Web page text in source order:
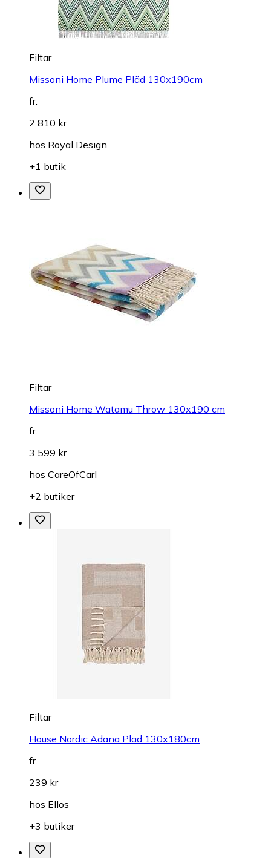
Filtar
Missoni Home Plume Pläd 130x190cm
fr.
2 810 kr
hos Royal Design
+1 butik
Filtar
Missoni Home Watamu Throw 130x190 cm
fr.
3 599 kr
hos CareOfCarl
+2 butiker
Filtar
House Nordic Adana Pläd 130x180cm
fr.
239 kr
hos Ellos
+3 butiker